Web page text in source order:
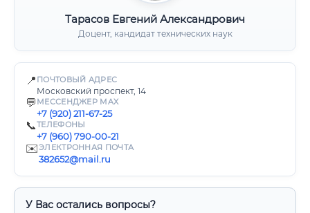
Тарасов Евгений Александрович
Доцент, кандидат технических наук
📍 ПОЧТОВЫЙ АДРЕС
Московский проспект, 14
💬 МЕССЕНДЖЕР MAX
+7 (920) 211-67-25
📞ТЕЛЕФОНЫ
+7 (960) 790-00-21
✉️ЭЛЕКТРОННАЯ ПОЧТА
382652@mail.ru
У Вас остались вопросы?